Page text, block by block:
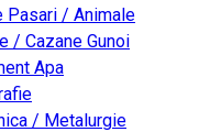
Pasari / Animale
/ Cazane Gunoi
Apa
/ Metalurgie